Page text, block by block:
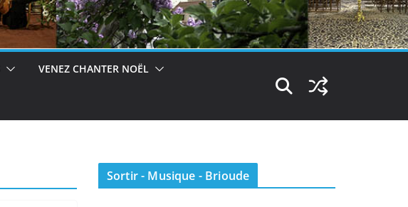
VENEZ CHANTER NOËL
Sortir - Musique - Brioude